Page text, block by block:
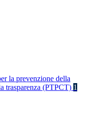
la prevenzione della
trasparenza (PTPCT) 1